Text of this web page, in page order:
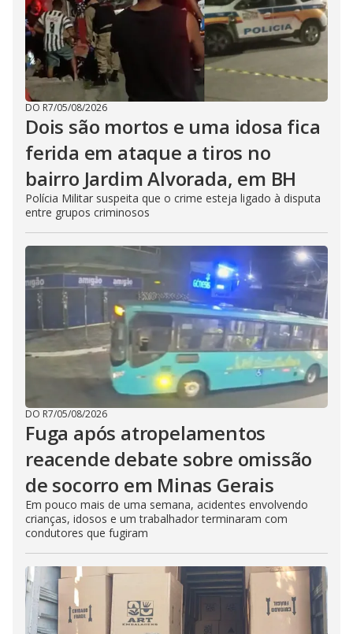
DO R7/05/08/2026
Dois são mortos e uma idosa fica
ferida em ataque a tiros no
bairro Jardim Alvorada, em BH
Polícia Militar suspeita que o crime esteja ligado à disputa
entre grupos criminosos
DO R7/05/08/2026
Fuga após atropelamentos
reacende debate sobre omissão
de socorro em Minas Gerais
Em pouco mais de uma semana, acidentes envolvendo
crianças, idosos e um trabalhador terminaram com
condutores que fugiram